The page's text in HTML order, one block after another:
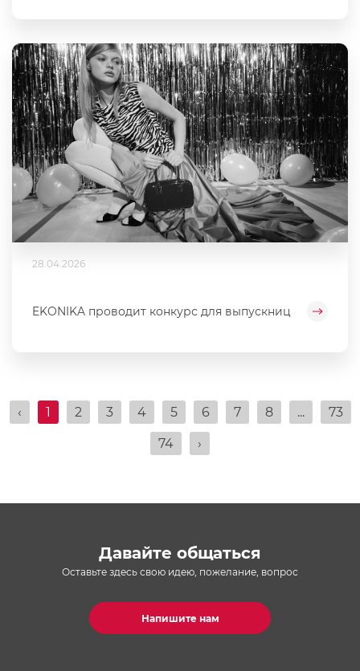
28.04.2026
EKONIKA проводит конкурс для выпускниц
‹ 1 2 3 4 5 6 7 8 ... 73
74 ›
Давайте общаться
Оставьте здесь свою идею, пожелание, вопрос
Напишите нам